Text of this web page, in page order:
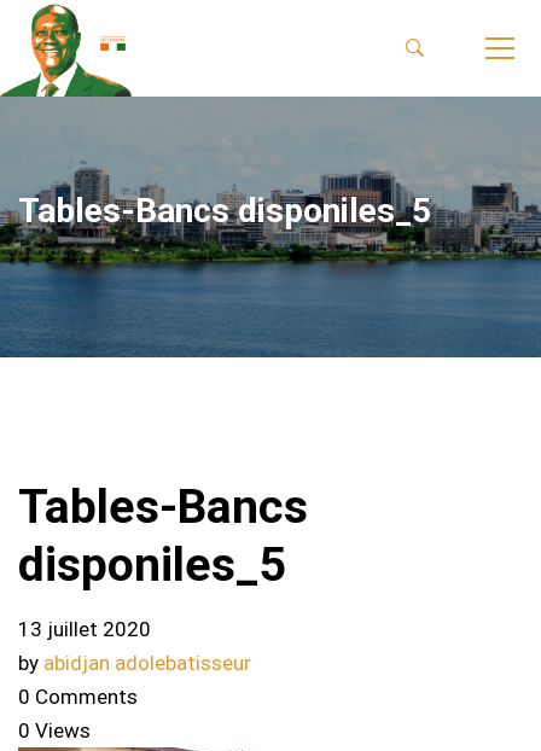
Tables-Bancs disponiles_5
Tables-Bancs
disponiles_5
13 juillet 2020
by abidjan adolebatisseur
0 Comments
0 Views